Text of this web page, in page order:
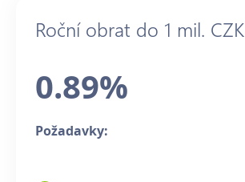
Roční obrat do 1 mil. CZK
0.89%
Požadavky: